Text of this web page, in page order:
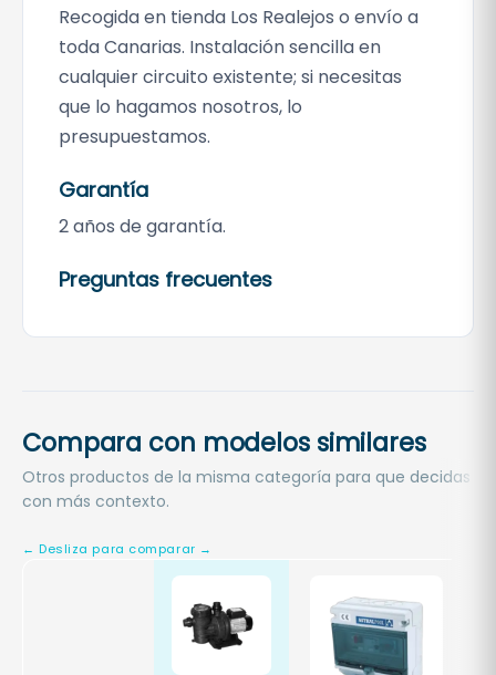
Recogida en tienda Los Realejos o envío a
toda Canarias. Instalación sencilla en
cualquier circuito existente; si necesitas
que lo hagamos nosotros, lo
presupuestamos.
Garantía
2 años de garantía.
Preguntas frecuentes
Compara con modelos similares
Otros productos de la misma categoría para que decidas
con más contexto.